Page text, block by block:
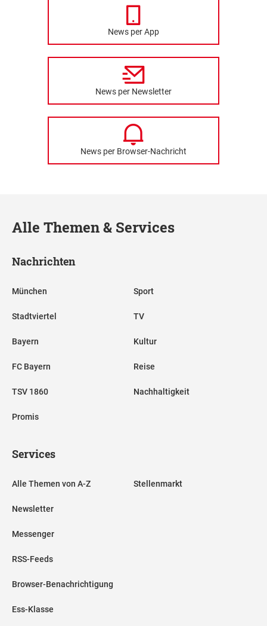
News per App
News per Newsletter
News per Browser-Nachricht
Alle Themen & Services
Nachrichten
München
Stadtviertel
Bayern
FC Bayern
TSV 1860
Promis
Sport
TV
Kultur
Reise
Nachhaltigkeit
Services
Alle Themen von A-Z
Newsletter
Messenger
RSS-Feeds
Browser-Benachrichtigung
Ess-Klasse
Stellenmarkt